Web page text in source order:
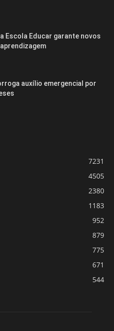
Escola Educar garante novos
auxílio emergencial por
7231
4505
2380
1183
952
879
775
671
544